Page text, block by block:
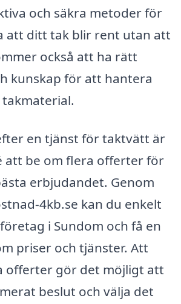
och säkra metoder för
att ditt tak blir rent utan att
också att ha rätt
kunskap för att hantera
en tjänst för taktvätt är
att be om flera offerter för
erbjudandet. Genom
4kb.se kan du enkelt
i Sundom och få en
priser och tjänster. Att
offerter gör det möjligt att
beslut och välja det